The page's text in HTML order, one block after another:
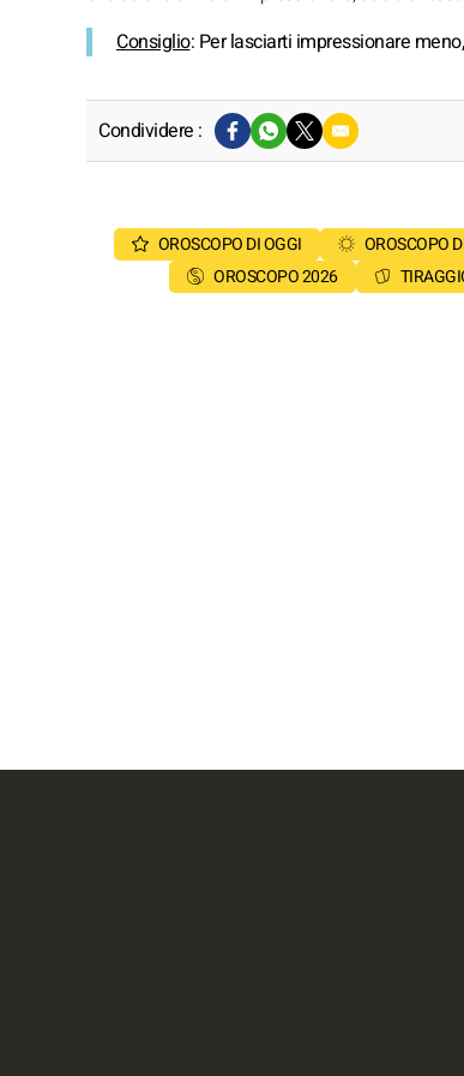
Consiglio: Per lasciarti impressionare
Condividere :
OROSCOPO DI OGGI OROSCOPO
OROSCOPO 2026